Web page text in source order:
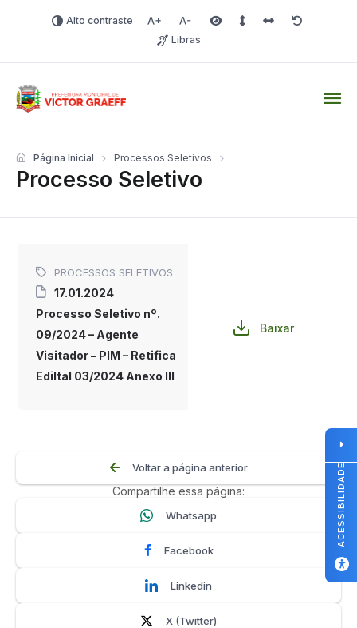
Alto contraste Aumentar fonte
Diminuir fonteÁrea selecionada
Espaçamento de linha
Espaço dos
Redefinir
Libras
Processo Seletivo
Página Inicial Processos Seletivos
PROCESSOS SELETIVOS
17.01.2024
Processo Seletivo nº.
09/2024 – Agente
Visitador – PIM – Retifica
Ediltal 03/2024 Anexo III
Baixar
Voltar a página anterior
Compartilhe essa página:
Whatsapp
Facebook
Linkedin
X (Twitter)
ACESSIBILIDADE